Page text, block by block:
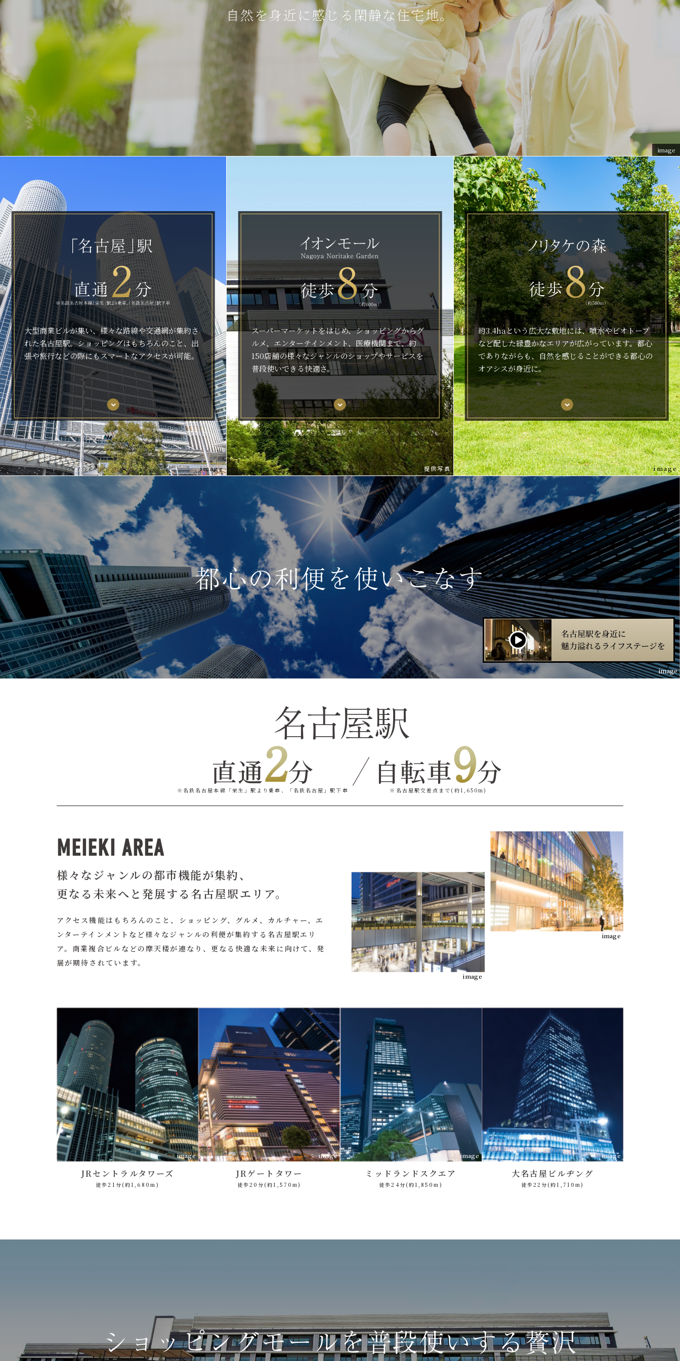
image
自然を身近に感じる閑静な住宅地。
大型商業ビルが集い、様々な路線や交通網が集約さ
れた名古屋駅。ショッピングはもちろんのこと、出
張や旅行などの際にもスマートなアクセスが可能。
image
スーパーマーケットをはじめ、ショッピングからグ
ルメ、エンターテインメント、医療機関まで、約
150店舗の様々なジャンルのショップやサービスを
普段使いできる快適さ。
提供写真
約3.4haという広大な敷地には、噴水やビオトープ
など配した緑豊かなエリアが広がっています。都心
でありながらも、自然を感じることができる都心の
オアシスが身近に。
image
都心の利便を使いこなす
image
名古屋駅
直通2分
※名鉄名古屋本線「栄生」駅より乗車、 「名鉄名古屋」駅下車
自転車9分
※名古屋駅交差点まで(約1,650m)
MEIEKI AREA
様々なジャンルの都市機能が集約、
更なる未来へと発展する名古屋駅エリア。
アクセス機能はもちろんのこと、ショッピング、グルメ、カルチャー、エ
ンターテインメントなど様々なジャンルの利便が集約する名古屋駅エリ
ア。商業複合ビルなどの摩天楼が連なり、更なる快適な未来に向けて、発
展が期待されています。
image
image
image
JRセントラルタワーズ
徒歩21分(約1,680m)
image
JRゲートタワー
徒歩20分(約1,570m)
image
ミッドランド スクエア
徒歩24分(約1,850m)
image
大名古屋 ビルヂング
徒歩22分(約1,710m)
ショッピングモールを普段使いする贅沢